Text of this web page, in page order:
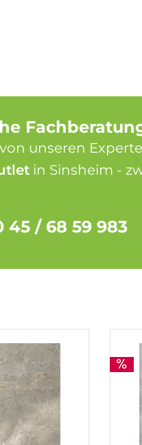
unseren
in Sinsheim -
45 / 68 59 983